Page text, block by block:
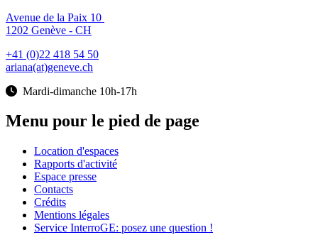
Avenue de la Paix 10
1202 Genève - CH
+41 (0)22 418 54 50
ariana(at)geneve.ch
Mardi-dimanche 10h-17h
Menu pour le pied de page
Location d'espaces
Rapports d'activité
Espace presse
Contacts
Crédits
Mentions légales
Service InterroGE: posez une question !